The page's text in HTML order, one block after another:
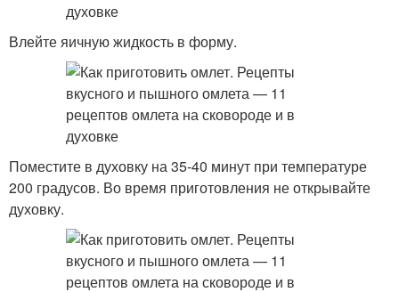
Влейте яичную жидкость в форму.
Поместите в духовку на 35-40 минут при температуре
200 градусов. Во время приготовления не открывайте
духовку.